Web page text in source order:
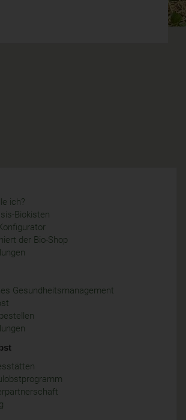
ich?
Biokisten
der Bio-Shop
Gesundheitsmanagement